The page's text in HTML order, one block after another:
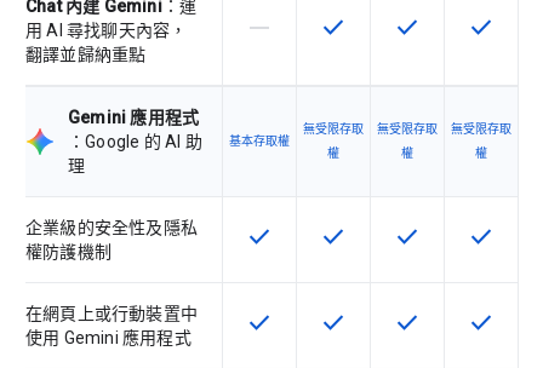
Chat 內建 Gemini：運
用 AI 尋找聊天內容，
翻譯並歸納重點
這個 SKU 不支援這項功能
horizontal_rule 這項功能適用於該 SKU
check 這項功能適用於
check 這項功
check
Gemini 應用程式
：Google 的 AI 助
理
基本存取權
無受限存取
權
無受限存取
權
無受限存取
權
企業級的安全性及隱私
權防護機制
這項功能適用於該 SKU
check 這項功能適用於該 SKU
check 這項功能適用於
check 這項功
check
在網頁上或行動裝置中
使用 Gemini 應用程式
這項功能適用於該 SKU
check 這項功能適用於該 SKU
check 這項功能適用於
check 這項功
check